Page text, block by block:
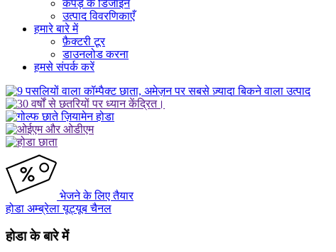
कपड़े के डिजाइन
उत्पाद विवरणिकाएँ
हमारे बारे में
फ़ैक्टरी टूर
डाउनलोड करना
हमसे संपर्क करें
भेजने के लिए तैयार
होडा अम्ब्रेला यूट्यूब चैनल
होडा के बारे में